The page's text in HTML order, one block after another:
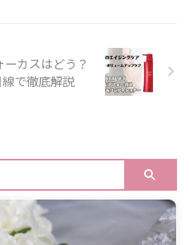
カスはどう？
で徹底解説